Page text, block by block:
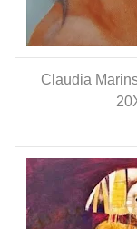
Claudia